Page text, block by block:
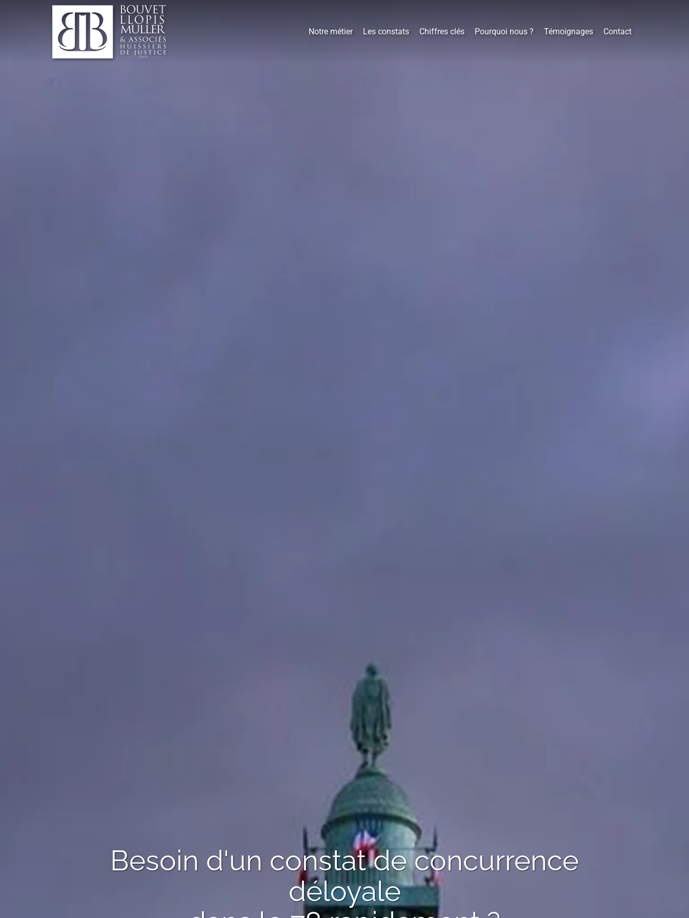
Notre métier Les constats Chiffres clés Pourquoi nous ? Témoignages Contact
Besoin d'un constat de concurrence
déloyale